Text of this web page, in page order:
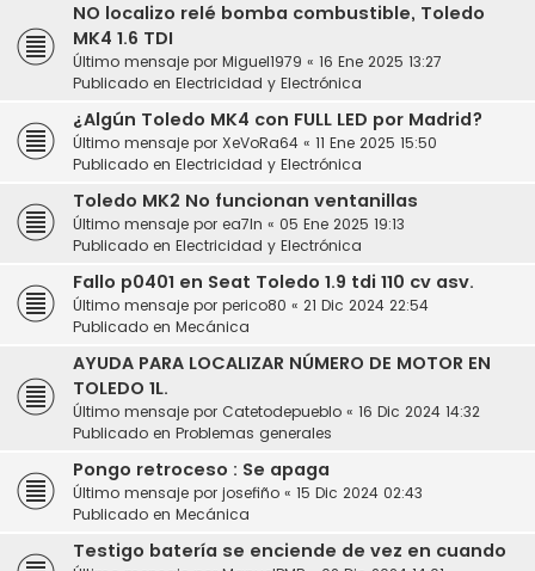
NO localizo relé bomba combustible, Toledo
MK4 1.6 TDI
Último mensaje por Miguel1979 « 16 Ene 2025 13:27
Publicado en Electricidad y Electrónica
¿Algún Toledo MK4 con FULL LED por Madrid?
Último mensaje por XeVoRa64 « 11 Ene 2025 15:50
Publicado en Electricidad y Electrónica
Toledo MK2 No funcionan ventanillas
Último mensaje por ea7ln « 05 Ene 2025 19:13
Publicado en Electricidad y Electrónica
Fallo p0401 en Seat Toledo 1.9 tdi 110 cv asv.
Último mensaje por perico80 « 21 Dic 2024 22:54
Publicado en Mecánica
AYUDA PARA LOCALIZAR NÚMERO DE MOTOR EN
TOLEDO 1L.
Último mensaje por Catetodepueblo « 16 Dic 2024 14:32
Publicado en Problemas generales
Pongo retroceso : Se apaga
Último mensaje por josefiño « 15 Dic 2024 02:43
Publicado en Mecánica
Testigo batería se enciende de vez en cuando